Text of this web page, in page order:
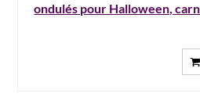
ondulés pour Halloween,